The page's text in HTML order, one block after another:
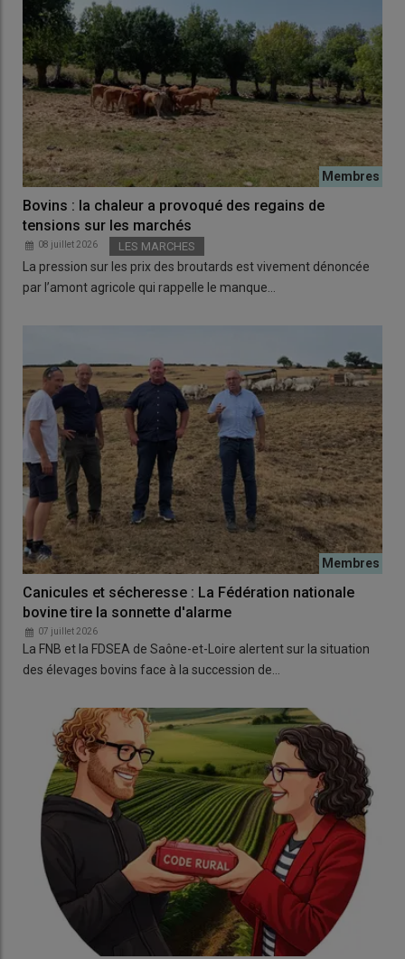
Bovins : la chaleur a provoqué des regains de
tensions sur les marchés
08 juillet 2026 LES MARCHES
La pression sur les prix des broutards est vivement dénoncée
par l’amont agricole qui rappelle le manque…
Canicules et sécheresse : La Fédération nationale
bovine tire la sonnette d'alarme
07 juillet 2026
La FNB et la FDSEA de Saône-et-Loire alertent sur la situation
des élevages bovins face à la succession de…